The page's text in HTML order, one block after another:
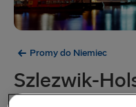
Promy do Niemiec
Szlezwik-